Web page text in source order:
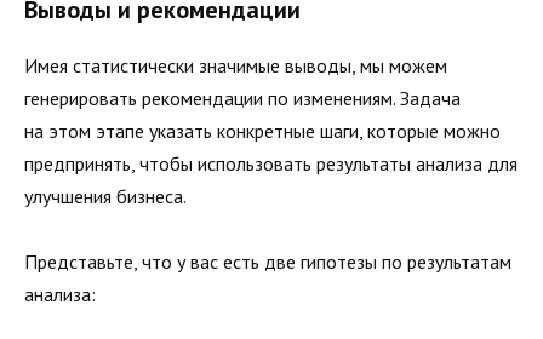
Выводы и рекомендации
Имея статистически значимые выводы, мы можем
генерировать рекомендации по изменениям. Задача
на этом этапе указать конкретные шаги, которые можно
предпринять, чтобы использовать результаты анализа для
улучшения бизнеса.
Представьте, что у вас есть две гипотезы по результатам
анализа: